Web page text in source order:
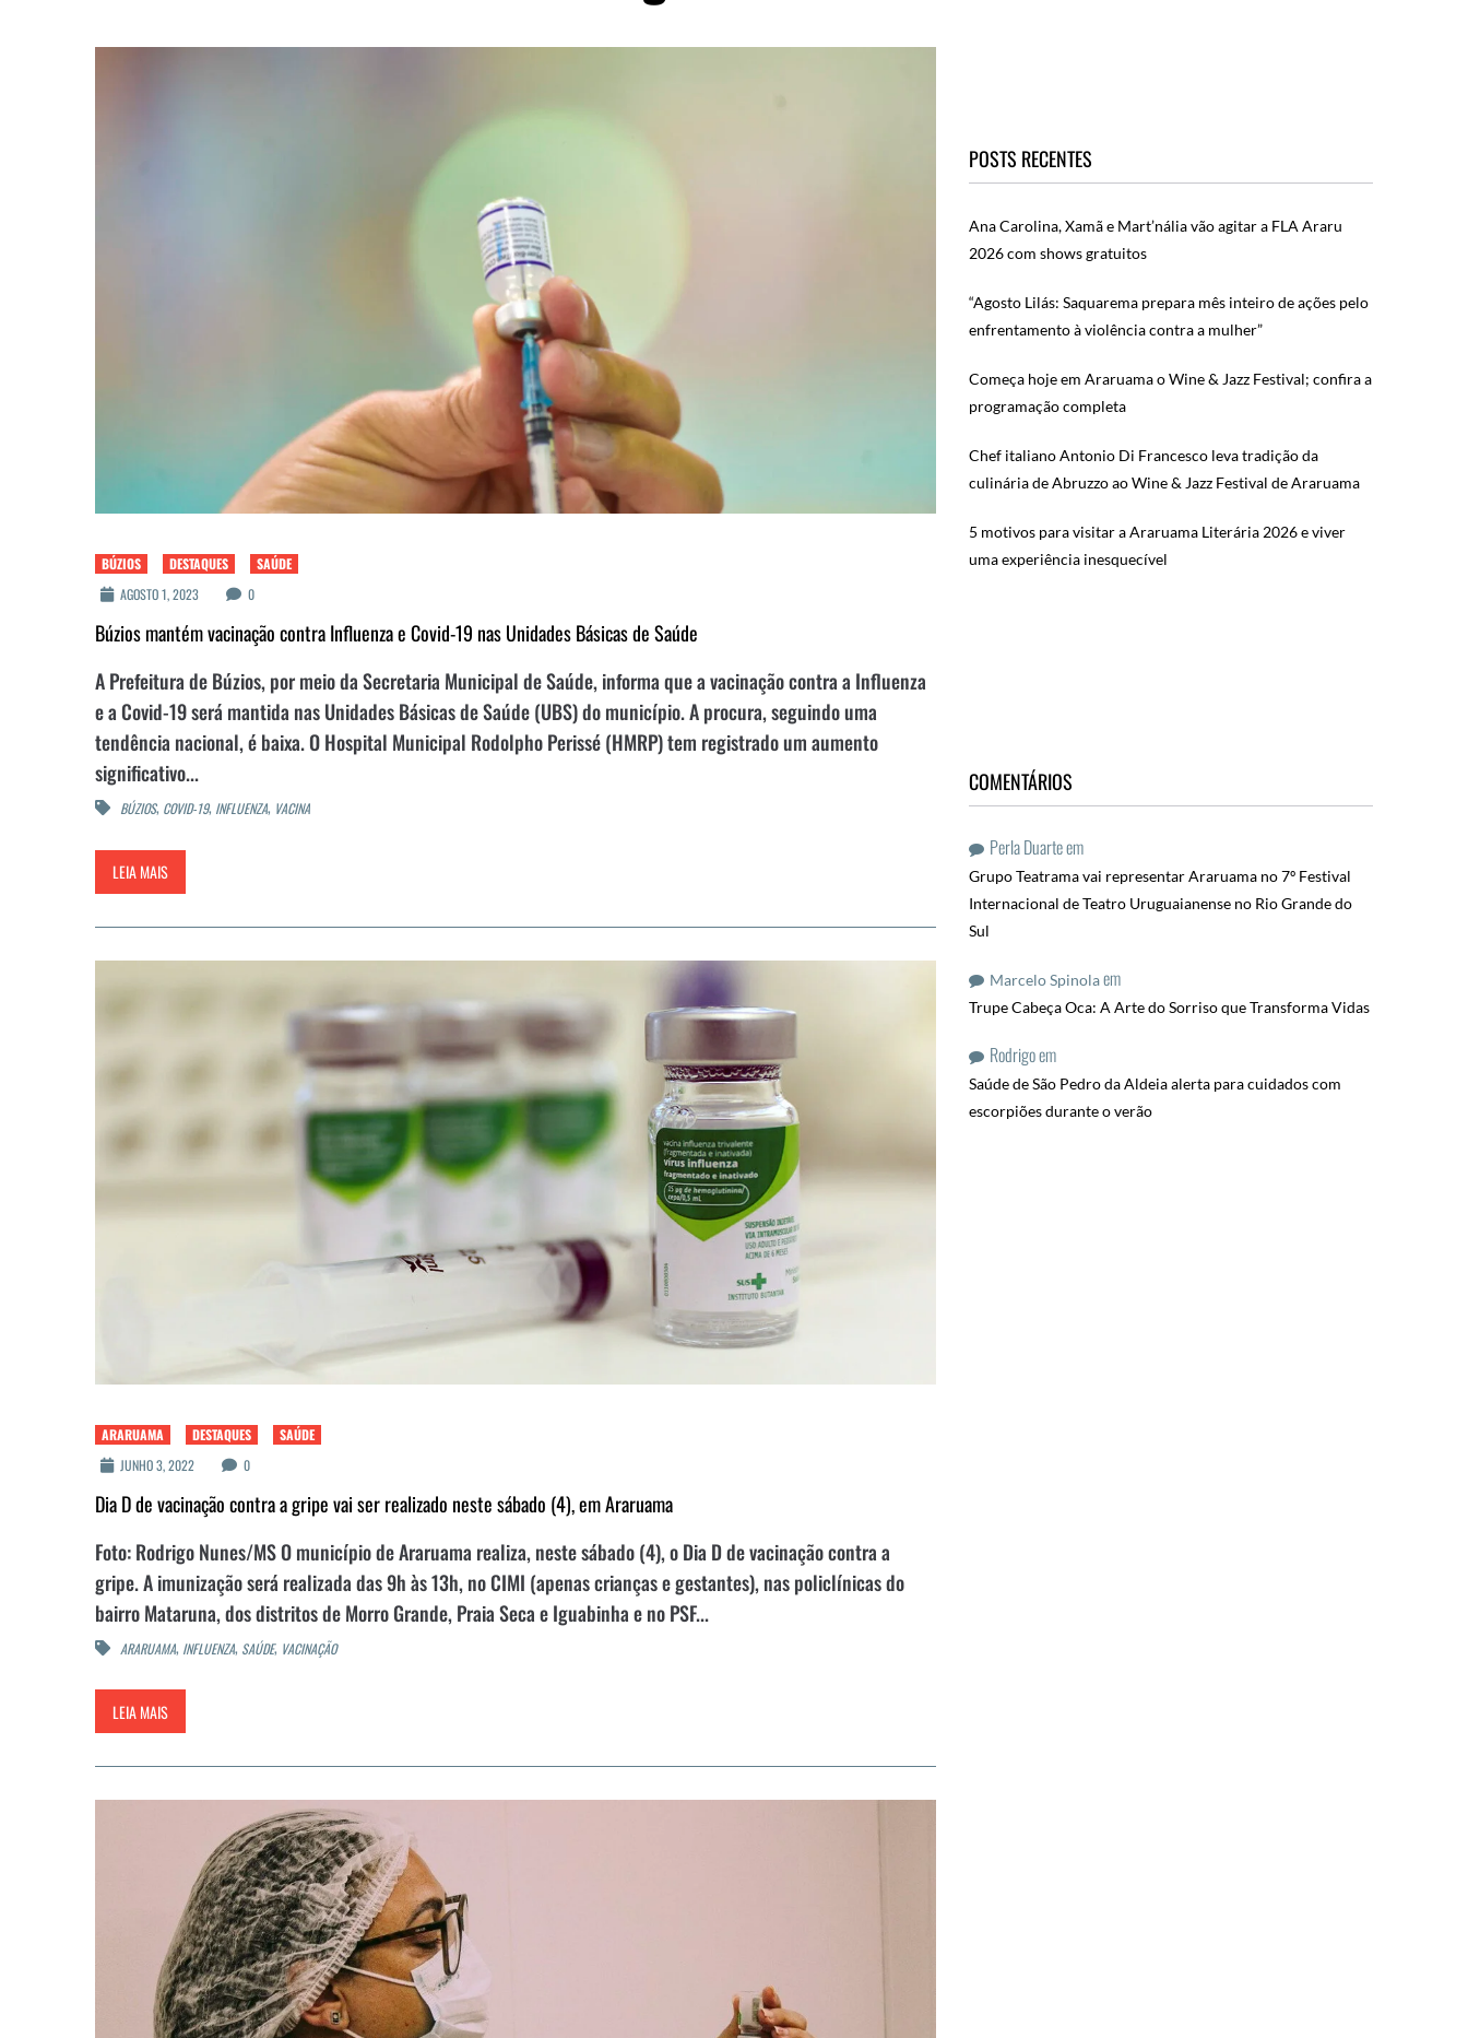
BÚZIOS DESTAQUES
SAÚDE
AGOSTO 1, 2023
0
Búzios mantém vacinação contra Influenza e Covid-19 nas Unidades Básicas de Saúde
A Prefeitura de Búzios, por meio da Secretaria Municipal de Saúde, informa que a vacinação contra a Influenza
e a Covid-19 será mantida nas Unidades Básicas de Saúde (UBS) do município. A procura, seguindo uma
tendência nacional, é baixa. O Hospital Municipal Rodolpho Perissé (HMRP) tem registrado um aumento
significativo...
BÚZIOS, COVID-19, INFLUENZA, VACINA
LEIA MAIS
ARARUAMA DESTAQUES
SAÚDE
JUNHO 3, 2022
0
Dia D de vacinação contra a gripe vai ser realizado neste sábado (4), em Araruama
Foto: Rodrigo Nunes/MS O município de Araruama realiza, neste sábado (4), o Dia D de vacinação contra a
gripe. A imunização será realizada das 9h às 13h, no CIMI (apenas crianças e gestantes), nas policlínicas do
bairro Mataruna, dos distritos de Morro Grande, Praia Seca e Iguabinha e no PSF...
ARARUAMA, INFLUENZA, SAÚDE, VACINAÇÃO
LEIA MAIS
POSTS RECENTES
Ana Carolina, Xamã e Mart’nália vão agitar a FLA Araru
2026 com shows gratuitos
“Agosto Lilás: Saquarema prepara mês inteiro de ações pelo
enfrentamento à violência contra a mulher”
Começa hoje em Araruama o Wine & Jazz Festival; confira a
programação completa
Chef italiano Antonio Di Francesco leva tradição da
culinária de Abruzzo ao Wine & Jazz Festival de Araruama
5 motivos para visitar a Araruama Literária 2026 e viver
uma experiência inesquecível
COMENTÁRIOS
Perla Duarteem
Grupo Teatrama vai representar Araruama no 7º Festival
Internacional de Teatro Uruguaianense no Rio Grande do
Sul
Marcelo Spinolaem
Trupe Cabeça Oca: A Arte do Sorriso que Transforma Vidas
Rodrigoem
Saúde de São Pedro da Aldeia alerta para cuidados com
escorpiões durante o verão